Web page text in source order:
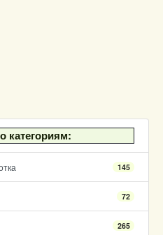
категориям:
145
72
265